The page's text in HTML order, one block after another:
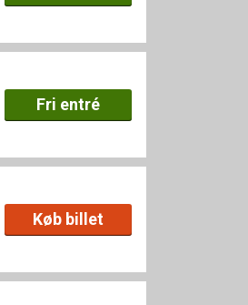
Fri entré
Køb billet